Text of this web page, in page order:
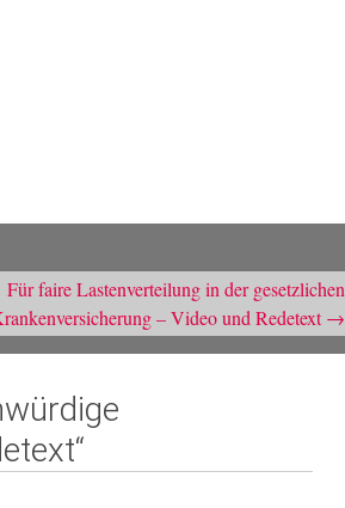
Für faire Lastenverteilung in der gesetzlichen
– Video und Redetext→
“